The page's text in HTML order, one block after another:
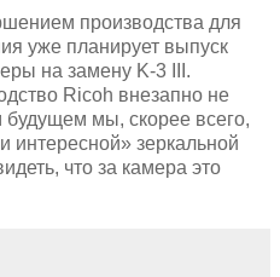
производства для
уже планирует выпуск
на замену K-3 III.
Ricoh внезапно не
будущем мы, скорее всего,
интересной» зеркальной
что за камера это